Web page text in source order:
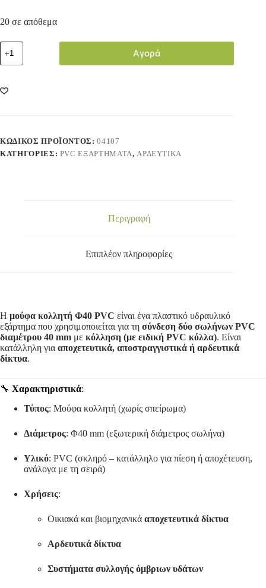
20 σε απόθεμα
Αγορά
ΚΩΔΙΚΌΣ ΠΡΟΪΌΝΤΟΣ:04107
ΚΑΤΗΓΟΡΊΕΣ: PVC ΕΞΑΡΤΗΜΑΤΑ, ΑΡΔΕΥΤΙΚΑ
Περιγραφή
Επιπλέον πληροφορίες
Η μούφα κολλητή Φ40 PVC είναι ένα πλαστικό υδραυλικό
εξάρτημα που χρησιμοποιείται για τη σύνδεση δύο σωλήνων PVC
διαμέτρου 40 mm με κόλληση (με ειδική PVC κόλλα). Είναι
κατάλληλη για αποχετευτικά, αποστραγγιστικά ή αρδευτικά
δίκτυα.
🔧 Χαρακτηριστικά:
Τύπος: Μούφα κολλητή (χωρίς σπείρωμα)
Διάμετρος: Φ40 mm (εξωτερική διάμετρος σωλήνα)
Υλικό: PVC (σκληρό – κατάλληλο για πίεση ή αποχέτευση,
ανάλογα με τη σειρά)
Χρήσεις:
Οικιακά και βιομηχανικά αποχετευτικά δίκτυα
Αρδευτικά δίκτυα
Συστήματα συλλογής όμβριων υδάτων